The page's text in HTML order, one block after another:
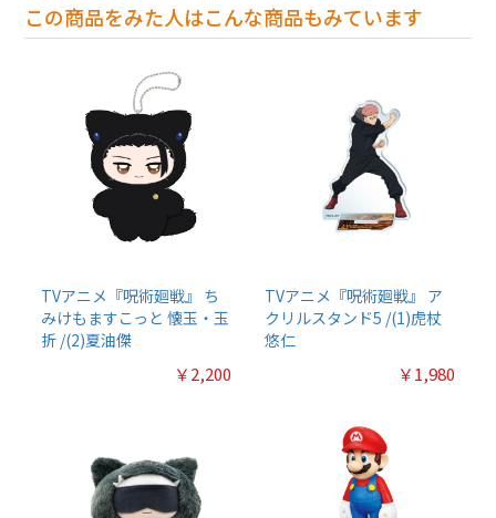
この商品をみた人はこんな商品もみています
TVアニメ『呪術廻戦』 ち
みけもますこっと 懐玉・玉
折 /(2)夏油傑
￥2,200
TVアニメ『呪術廻戦』 ア
クリルスタンド5 /(1)虎杖
悠仁
￥1,980